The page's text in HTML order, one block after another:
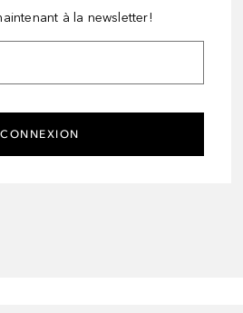
à la newsletter!
CONNEXION